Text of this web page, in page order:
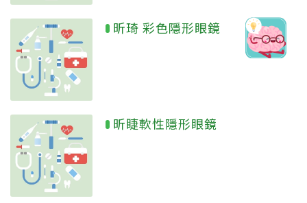
昕琦 彩色隱形眼鏡
昕睫軟性隱形眼鏡